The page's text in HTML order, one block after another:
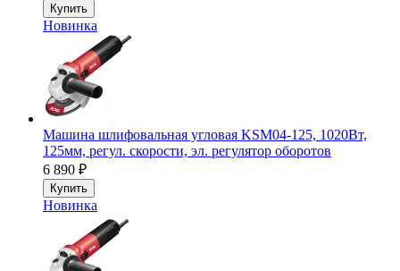
Купить
Новинка
Машина шлифовальная угловая KSM04-125, 1020Вт,
125мм, регул. скорости, эл. регулятор оборотов
6 890 ₽
Купить
Новинка